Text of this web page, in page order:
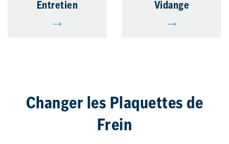
Entretien Vidange
Changer les Plaquettes de
Frein